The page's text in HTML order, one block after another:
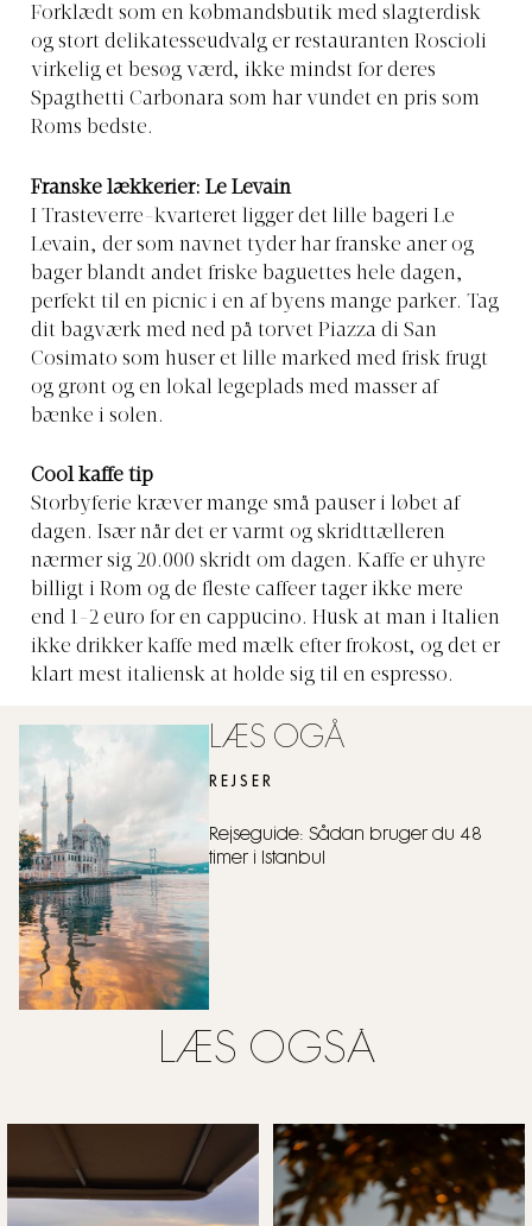
Forklædt som en købmandsbutik med slagterdisk
og stort delikatesseudvalg er restauranten Roscioli
virkelig et besøg værd, ikke mindst for deres
Spagthetti Carbonara som har vundet en pris som
Roms bedste.
Franske lækkerier: Le Levain
I Trasteverre-kvarteret ligger det lille bageri Le
Levain, der som navnet tyder har franske aner og
bager blandt andet friske baguettes hele dagen,
perfekt til en picnic i en af byens mange parker. Tag
dit bagværk med ned på torvet Piazza di San
Cosimato som huser et lille marked med frisk frugt
og grønt og en lokal legeplads med masser af
bænke i solen.
Cool kaffe tip
Storbyferie kræver mange små pauser i løbet af
dagen. Især når det er varmt og skridttælleren
nærmer sig 20.000 skridt om dagen. Kaffe er uhyre
billigt i Rom og de fleste caffeer tager ikke mere
end 1-2 euro for en cappucino. Husk at man i Italien
ikke drikker kaffe med mælk efter frokost, og det er
klart mest italiensk at holde sig til en espresso.
LÆS OGÅ
REJSER
Rejseguide: Sådan bruger du 48
timer i Istanbul
LÆS OGSÅ